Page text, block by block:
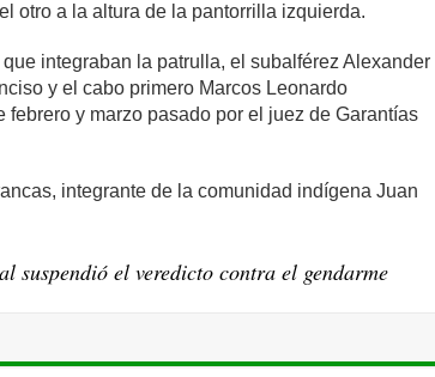
otro a la altura de la pantorrilla izquierda.
integraban la patrulla, el subalférez Alexander
y el cabo primero Marcos Leonardo
y marzo pasado por el juez de Garantías
integrante de la comunidad indígena Juan
suspendió el veredicto contra el gendarme